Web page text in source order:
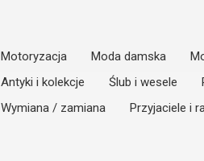
Motoryzacja Moda damska
Antyki i kolekcje
Ślub i wesele
Wymiana / zamiana
Przyjaciele i